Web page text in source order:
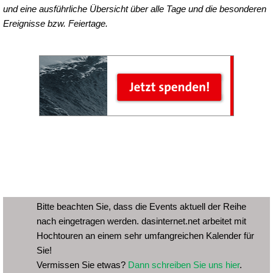
und eine ausführliche Übersicht über alle Tage und die besonderen
Ereignisse bzw. Feiertage.
Bitte beachten Sie, dass die Events aktuell der Reihe
nach eingetragen werden. dasinternet.net arbeitet mit
Hochtouren an einem sehr umfangreichen Kalender für
Sie!
Vermissen Sie etwas? Dann schreiben Sie uns hier.